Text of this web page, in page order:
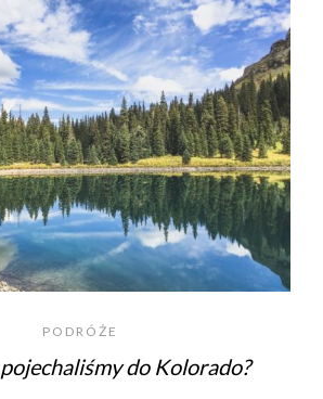
PODRÓŻE
do Kolorado?